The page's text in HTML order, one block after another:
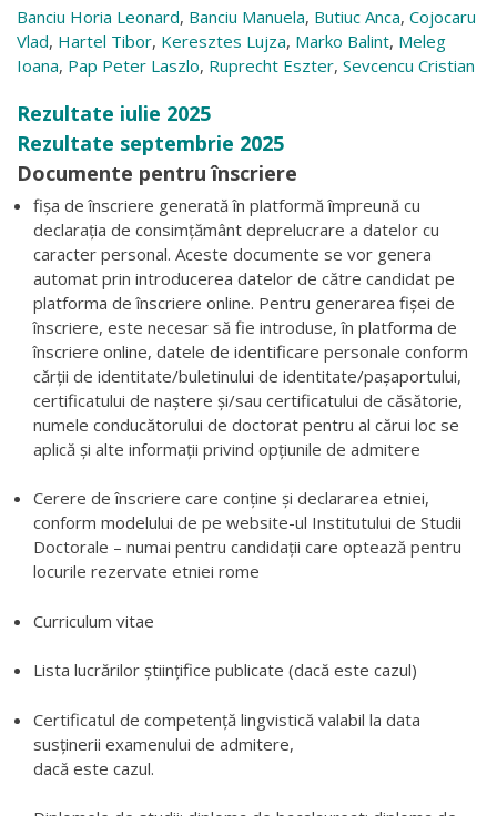
Banciu Horia Leonard, Banciu Manuela, Butiuc Anca, Cojocaru
Vlad, Hartel Tibor, Keresztes Lujza, Marko Balint, Meleg
Ioana, Pap Peter Laszlo, Ruprecht Eszter, Sevcencu Cristian
Rezultate iulie 2025
Rezultate septembrie 2025
Documente pentru înscriere
fișa de înscriere generată în platformă împreună cu
declarația de consimțământ deprelucrare a datelor cu
caracter personal. Aceste documente se vor genera
automat prin introducerea datelor de către candidat pe
platforma de înscriere online. Pentru generarea fișei de
înscriere, este necesar să fie introduse, în platforma de
înscriere online, datele de identificare personale conform
cărții de identitate/buletinului de identitate/pașaportului,
certificatului de naștere și/sau certificatului de căsătorie,
numele conducătorului de doctorat pentru al cărui loc se
aplică și alte informații privind opțiunile de admitere
Cerere de înscriere care conține și declararea etniei,
conform modelului de pe website-ul Institutului de Studii
Doctorale – numai pentru candidații care optează pentru
locurile rezervate etniei rome
Curriculum vitae
Lista lucrărilor științifice publicate (dacă este cazul)
Certificatul de competență lingvistică valabil la data
susținerii examenului de admitere,
dacă este cazul.